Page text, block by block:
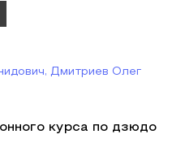
Дмитриев Олег
курса по дзюдо